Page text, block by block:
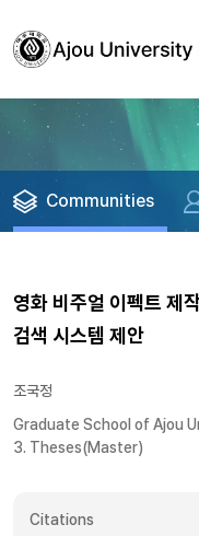
Communities
영화 비주얼 이펙트 제
검색 시스템 제안
조국정
Graduate School of Ajou
3. Theses(Master)
Citations